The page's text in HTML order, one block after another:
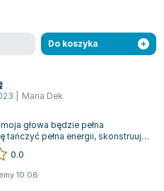
dla studentów
dla studentów
- metodyka
pomocnicze
Do koszyka
Maria Dek
głowa będzie pełna
tańczyć pełna energii, skonstruuję
a może nawet odkryję...
0.0
10.08